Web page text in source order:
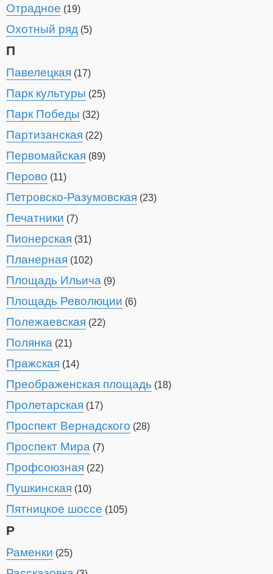
Отрадное (19)
Охотный ряд (5)
П
Павелецкая (17)
Парк культуры (25)
Парк Победы (32)
Партизанская (22)
Первомайская (89)
Перово (11)
Петровско-Разумовская (23)
Печатники (7)
Пионерская (31)
Планерная (102)
Площадь Ильича (9)
Площадь Революции (6)
Полежаевская (22)
Полянка (21)
Пражская (14)
Преображенская площадь (18)
Пролетарская (17)
Проспект Вернадского (28)
Проспект Мира (7)
Профсоюзная (22)
Пушкинская (10)
Пятницкое шоссе (105)
Р
Раменки (25)